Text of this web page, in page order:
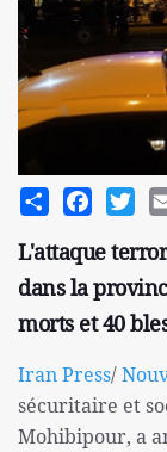
Share
L'attaque
dans la
morts et 40
Iran Press/
sécuritaire et
Mohibipour, a